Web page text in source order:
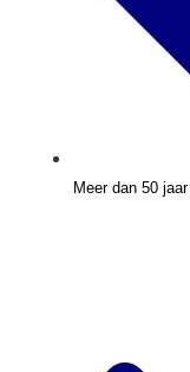
Meer dan 50